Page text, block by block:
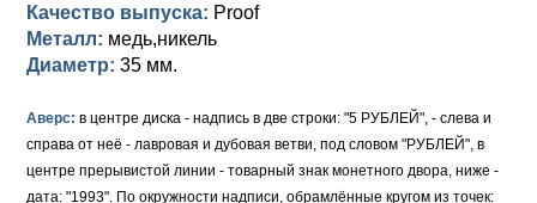
Качество выпуска: Proof
Металл: медь,никель
Диаметр: 35 мм.
Аверс: в центре диска - надпись в две строки: "5 РУБЛЕЙ", - слева и
справа от неё - лавровая и дубовая ветви, под словом "РУБЛЕЙ", в
центре прерывистой линии - товарный знак монетного двора, ниже -
дата: "1993". По окружности надписи, обрамлённые кругом из точек: